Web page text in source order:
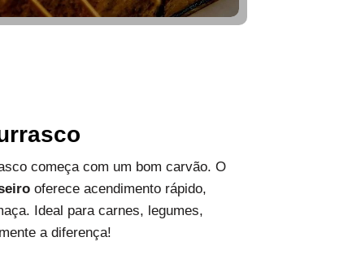
começa com um bom carvão. O
oferece acendimento rápido,
Ideal para carnes, legumes,
a diferença!